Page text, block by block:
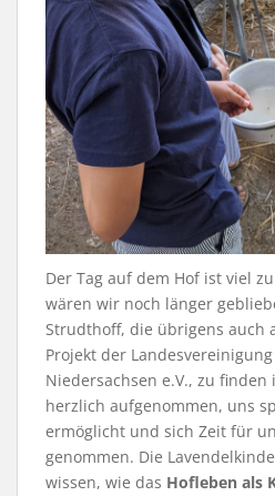
Der Tag auf dem Hof ist viel
wären wir noch länger
Strudthoff, die übrigens auch
Projekt der
Niedersachsen e.V., zu
herzlich aufgenommen, uns
ermöglicht und sich Zeit für
genommen. Die
wissen, wie das Hofleben als